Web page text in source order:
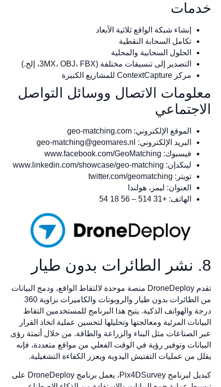
إنشاء شبكة الواقع ثلاثية الأبعاد
تكامل السحابة النقطية
الحلول السحابية والمحلية
التصدير إلى تنسيقات مختلفة (3MX، OBJ، FBX، إلخ.)
مركز ContextCapture للمشاريع الكبيرة
الاتصال ووسائل التواصل
الموقع الإلكتروني: geo-matching.com
البريد الإلكتروني:geo-matching@geomares.nl
فيسبوك: www.facebook.com/GeoMatching
لينكدإن: www.linkedin.com/showcase/geo-matching
تويتر: twitter.com/geomatching
العنوان: ليمر، هولندا
الهاتف: +31 514 – 56 18 54
تقدم DroneDeploy منصة موحدة لالتقاط الواقع، ودمج البيانات
من الطائرات بدون طيار والروبوتات والكاميرات بزاوية 360
والهواتف الذكية. يتيح هذا البرنامج للمستخدمين التقاط
المرئية ومعالجتها وتحليلها لتحسين عملية اتخاذ القرار
مثل البناء والزراعة والطاقة. من خلال أتمتة رؤى
وتوفير رؤية في الوقت الفعلي من مواقع متعددة، فإنه
من عمليات التفتيش اليدوية ويعزز الكفاءة التشغيلية.
كبديل لبرنامج Pix4DSurvey، يعمل برنامج DroneDeploy على